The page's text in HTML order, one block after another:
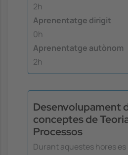
2h
Aprenentatge dirigit
0h
Aprenentatge autònom
2h
Desenvolupament
conceptes de
Processos
Durant aquestes hores